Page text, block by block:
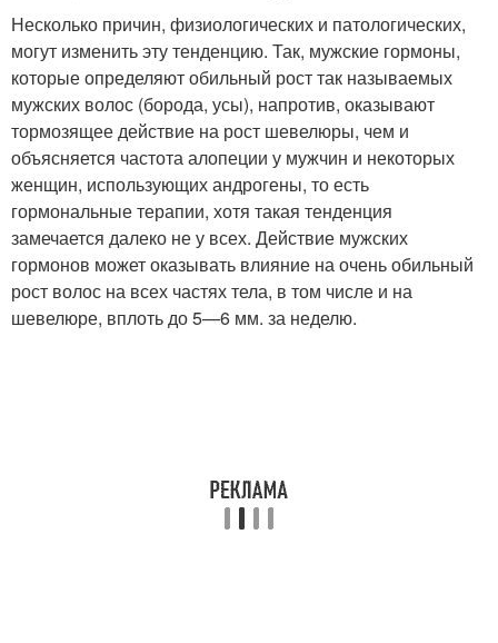
Несколько причин, физиологических и патологических,
могут изменить эту тенденцию. Так, мужские гормоны,
которые определяют обильный рост так называемых
мужских волос (борода, усы), напротив, оказывают
тормозящее действие на рост шевелюры, чем и
объясняется частота алопеции у мужчин и некоторых
женщин, использующих андрогены, то есть
гормональные терапии, хотя такая тенденция
замечается далеко не у всех. Действие мужских
гормонов может оказывать влияние на очень обильный
рост волос на всех частях тела, в том числе и на
шевелюре, вплоть до 5—6 мм. за неделю.